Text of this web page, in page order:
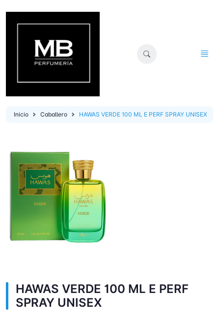
Inicio Caballero HAWAS VERDE 100 ML E PERF SPRAY UNISEX
HAWAS VERDE 100 ML E PERF
SPRAY UNISEX